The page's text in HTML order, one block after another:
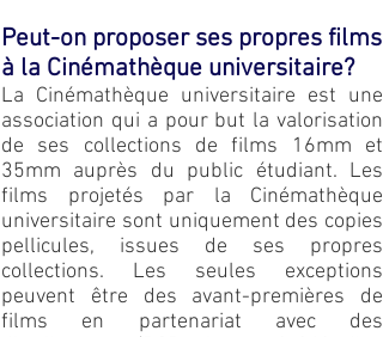
Peut-on proposer ses propres films
à la Cinémathèque universitaire?
La Cinémathèque universitaire est une
association qui a pour but la valorisation
de ses collections de films 16mm et
35mm auprès du public étudiant. Les
films projetés par la Cinémathèque
universitaire sont uniquement des copies
pellicules, issues de ses propres
collections. Les seules exceptions
peuvent être des avant-premières de
films en partenariat avec des